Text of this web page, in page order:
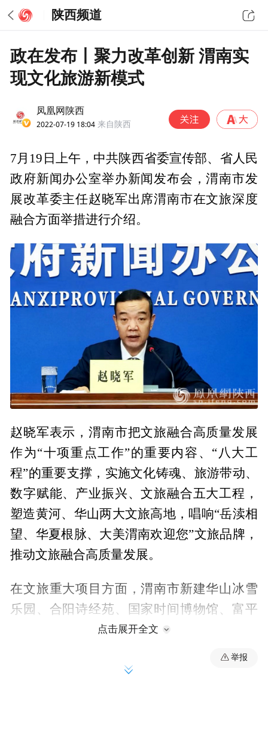
陕西频道
政在发布丨聚力改革创新 渭南实
现文化旅游新模式
凤凰网陕西
2022-07-19 18:04 来自陕西
7月19日上午，中共陕西省委宣传部、省人民
政府新闻办公室举办新闻发布会，渭南市发
展改革委主任赵晓军出席渭南市在文旅深度
融合方面举措进行介绍。
赵晓军表示，渭南市把文旅融合高质量发展
作为“十项重点工作”的重要内容、“八大工
程”的重要支撑，实施文化铸魂、旅游带动、
数字赋能、产业振兴、文旅融合五大工程，
塑造黄河、华山两大文旅高地，唱响“岳渎相
望、华夏根脉、大美渭南欢迎您”文旅品牌，
推动文旅融合高质量发展。
在文旅重大项目方面，渭南市新建华山冰雪
乐园、合阳诗经苑、国家时间博物馆、富平
堑城、潼关东山景区、卤阳湖湿地科普馆等
一批文旅新地标,新创32家“渭南书苑”城市书
房公共文化服务新空间，新增规上文化企业
点击展开全文
举报